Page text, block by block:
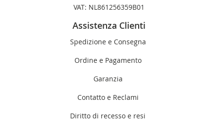
VAT: NL861256359B01
Assistenza Clienti
Spedizione e Consegna
Ordine e Pagamento
Garanzia
Contatto e Reclami
Diritto di recesso e resi